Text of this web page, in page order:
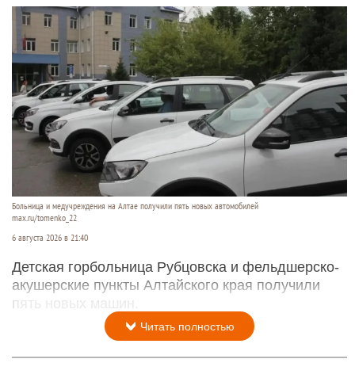
Больница и медучреждения на Алтае получили пять новых автомобилей
max.ru/tomenko_22
6 августа 2026 в 21:40
Детская горбольница Рубцовска и фельдшерско-
акушерские пункты Алтайского края получили
пять новых машин.
Читать полностью